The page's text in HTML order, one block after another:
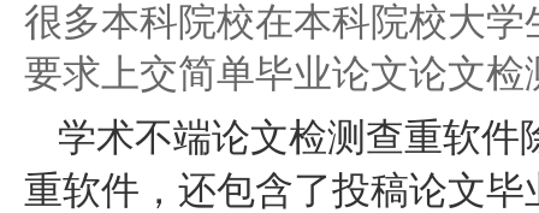
很多本科院校在本科院校大
要求上交简单毕业论文论文检
学术不端论文检测查重软
重软件，还包含了投稿论文